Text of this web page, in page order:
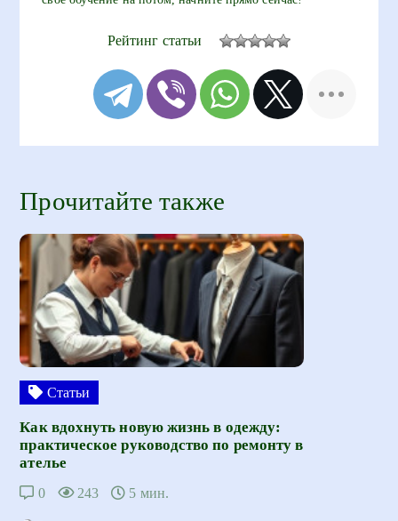
Рейтинг статьи
Прочитайте также
Статьи
Как вдохнуть новую жизнь в одежду:
практическое руководство по ремонту в
ателье
0 243 5 мин.